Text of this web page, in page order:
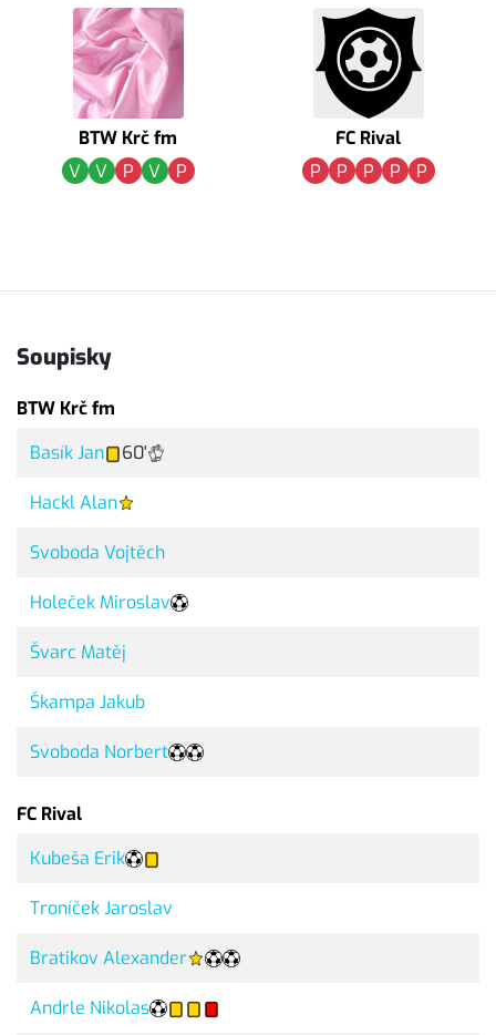
BTW Krč fm
V
V P V P
FC Rival
P
P P P P
Soupisky
BTW Krč fm
Basík Jan
60'
Hackl Alan
Svoboda Vojtěch
Holeček Miroslav
Švarc Matěj
Škampa Jakub
Svoboda Norbert
FC Rival
Kubeša Erik
Troníček Jaroslav
Bratikov Alexander
Andrle Nikolas